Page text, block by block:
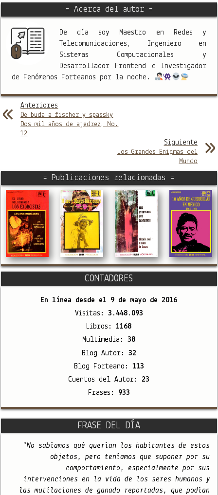
= Acerca del autor =
De día soy Maestro en Redes y
Telecomunicaciones, Ingeniero en
Sistemas Computacionales y
Desarrollador Frontend e Investigador
de Fenómenos Forteanos por la noche.
Anteriores
De buda a fischer y spassky
Dos mil años de ajedrez, No.
12
Siguiente
Los Grandes Enigmas del
Mundo
= Publicaciones relacionadas =
CONTADORES
En línea desde el 9 de mayo de 2016
Visitas: 3.448.093
Libros:1168
Multimedia:38
Blog Autor: 32
Blog Forteano: 113
Cuentos del Autor: 23
Frases: 933
FRASE DEL DÍA
"No sabíamos qué querían los habitantes de estos
objetos, pero teníamos que suponer por su
comportamiento, especialmente por sus
intervenciones en la vida de los seres humanos y
las mutilaciones de ganado reportadas, que podían